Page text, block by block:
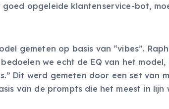
opgeleide klantenservice-bot,
gemeten op basis van “vibes”.
we echt de EQ van het model,
Dit werd gemeten door een set van
van de prompts die het meest in lijn